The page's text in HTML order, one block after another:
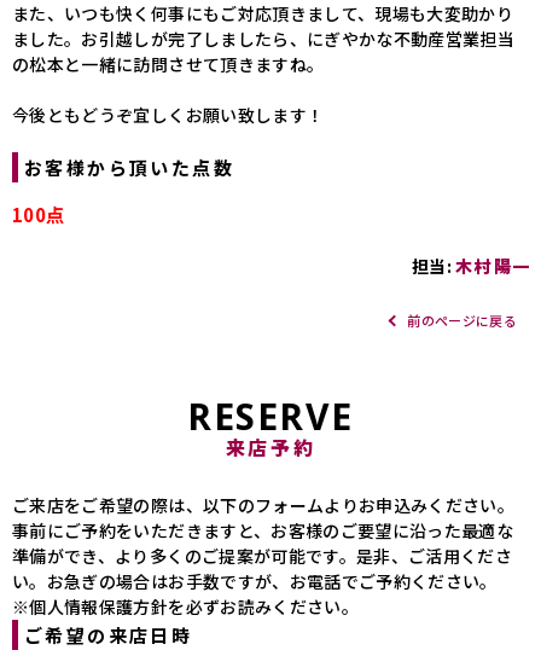
また、いつも快く何事にもご対応頂きまして、現場も大変助かり
ました。お引越しが完了しましたら、にぎやかな不動産営業担当
の松本と一緒に訪問させて頂きますね。
今後ともどうぞ宜しくお願い致します！
お客様から頂いた点数
100点
担当:木村 陽一
前のページに戻る
RESERVE
来店予約
ご来店をご希望の際は、以下のフォームよりお申込みください。
事前にご予約をいただきますと、お客様のご要望に沿った最適な
準備ができ、より多くのご提案が可能です。是非、ご活用くださ
い。お急ぎの場合はお手数ですが、お電話でご予約ください。
※個人情報保護方針を必ずお読みください。
ご希望の来店日時